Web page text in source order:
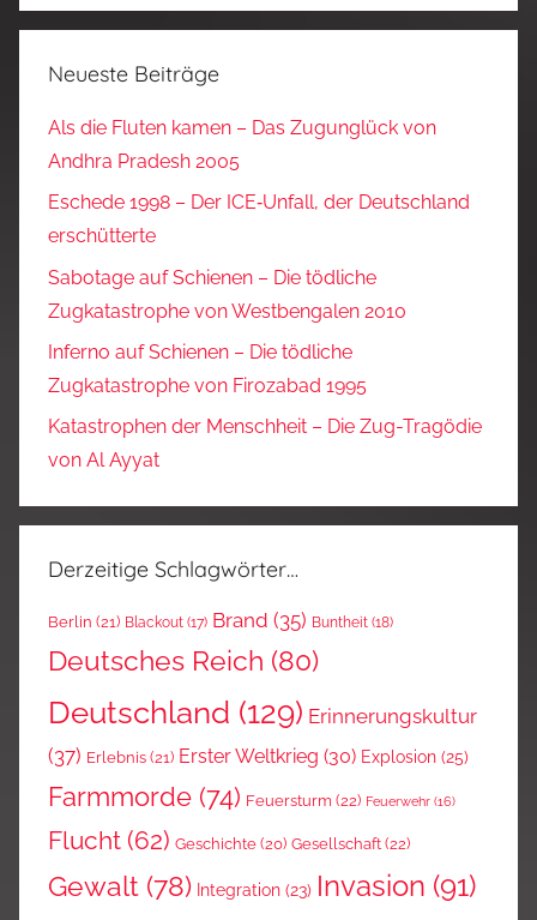
Neueste Beiträge
Als die Fluten kamen – Das Zugunglück von
Andhra Pradesh 2005
Eschede 1998 – Der ICE‑Unfall, der Deutschland
erschütterte
Sabotage auf Schienen – Die tödliche
Zugkatastrophe von Westbengalen 2010
Inferno auf Schienen – Die tödliche
Zugkatastrophe von Firozabad 1995
Katastrophen der Menschheit – Die Zug-Tragödie
von Al Ayyat
Derzeitige Schlagwörter…
Berlin (21) Blackout (17) Brand (35) Buntheit (18)
Deutsches Reich (80)
Deutschland (129) Erinnerungskultur
(37) Erlebnis (21) Erster Weltkrieg (30) Explosion (25)
Farmmorde (74) Feuersturm (22) Feuerwehr (16)
Flucht (62) Geschichte (20) Gesellschaft(22)
Gewalt (78) Integration (23) Invasion (91)